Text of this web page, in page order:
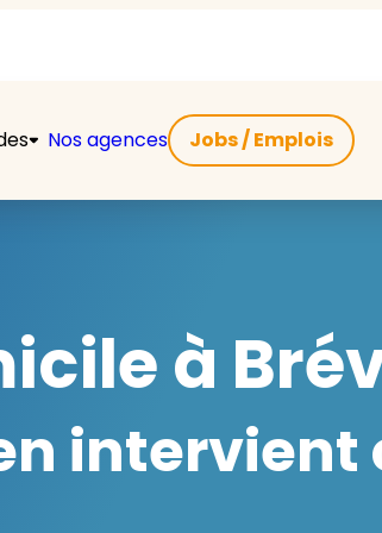
Nos agences Jobs / Emplois
à